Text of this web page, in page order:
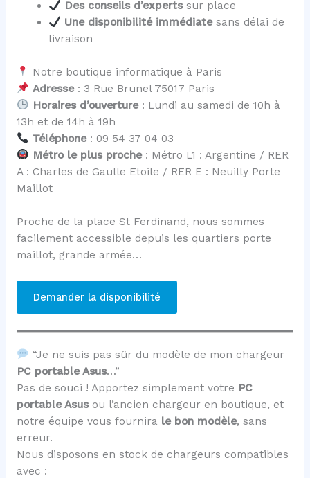
Des conseils d’expertssur place
Une disponibilité immédiatesans délai de
livraison
Notre boutique informatique à Paris
Adresse: 3 Rue Brunel 75017 Paris
Horaires d’ouverture: Lundi au samedi de 10h à
13h et de 14h à 19h
Téléphone: 09 54 37 04 03
Métro le plus proche: Métro L1 : Argentine / RER
A : Charles de Gaulle Etoile / RER E : Neuilly Porte
Maillot
Proche de la place St Ferdinand, nous sommes
facilement accessible depuis les quartiers porte
maillot, grande armée…
Demander la disponibilité
“Je ne suis pas sûr du modèle de mon chargeur
PC portable Asus…”
Pas de souci ! Apportez simplement votre PC
portable Asus ou l’ancien chargeur en boutique, et
notre équipe vous fournira le bon modèle, sans
erreur.
Nous disposons en stock de chargeurs compatibles
avec :